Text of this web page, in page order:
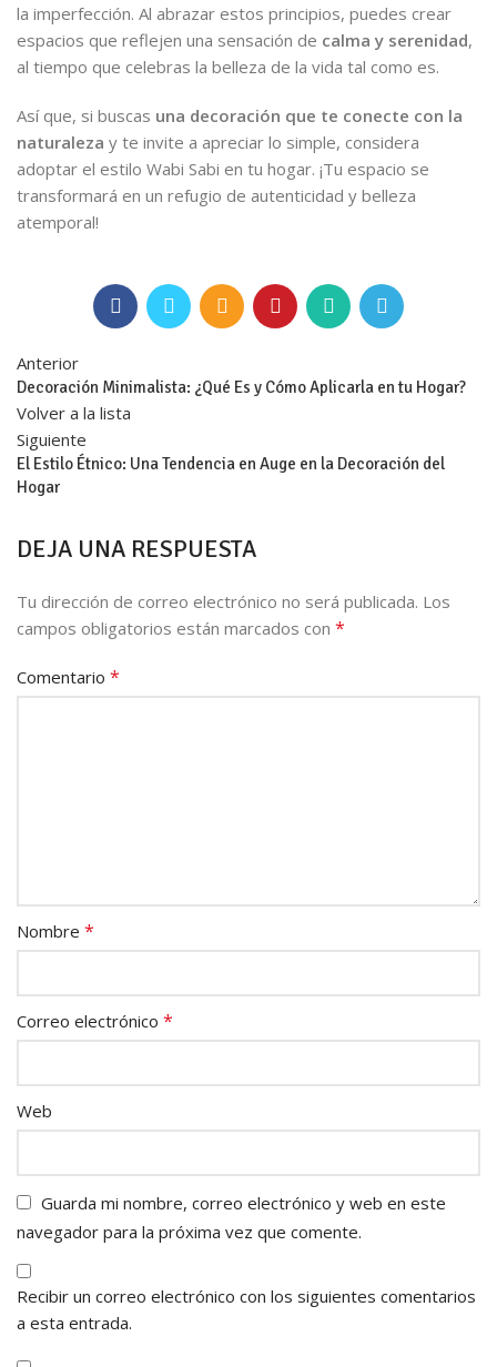
la imperfección. Al abrazar estos principios, puedes crear
espacios que reflejen una sensación de calma y serenidad,
al tiempo que celebras la belleza de la vida tal como es.
Así que, si buscas una decoración que te conecte con la
naturaleza y te invite a apreciar lo simple, considera
adoptar el estilo Wabi Sabi en tu hogar. ¡Tu espacio se
transformará en un refugio de autenticidad y belleza
atemporal!
Anterior
Decoración Minimalista: ¿Qué Es y Cómo Aplicarla en tu Hogar?
Volver a la lista
Siguiente
El Estilo Étnico: Una Tendencia en Auge en la Decoración del
Hogar
DEJA UNA RESPUESTA
Tu dirección de correo electrónico no será publicada. Los
campos obligatorios están marcados con *
Comentario *
Nombre *
Correo electrónico *
Web
Guarda mi nombre, correo electrónico y web en este
navegador para la próxima vez que comente.
Recibir un correo electrónico con los siguientes comentarios
a esta entrada.